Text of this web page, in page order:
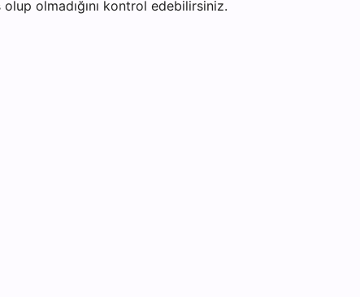
olmadığını kontrol edebilirsiniz.